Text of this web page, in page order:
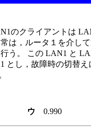
のクライアントは
は，ルータ１を介し
う。 この LAN1 と
とし，故障時の切替
ウ